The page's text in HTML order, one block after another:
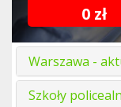
0 zł
Warszawa -
Szkoły